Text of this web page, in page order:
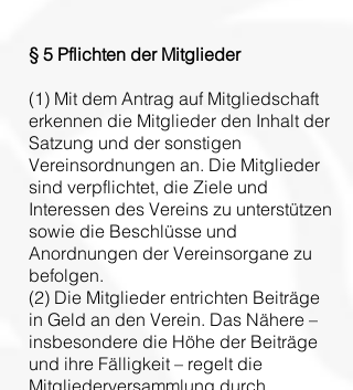
§ 5 Pflichten der Mitglieder
(1) Mit dem Antrag auf Mitgliedschaft
erkennen die Mitglieder den Inhalt der
Satzung und der sonstigen
Vereinsordnungen an. Die Mitglieder
sind verpflichtet, die Ziele und
Interessen des Vereins zu unterstützen
sowie die Beschlüsse und
Anordnungen der Vereinsorgane zu
befolgen.
(2) Die Mitglieder entrichten Beiträge
in Geld an den Verein. Das Nähere –
insbesondere die Höhe der Beiträge
und ihre Fälligkeit – regelt die
Mitgliederversammlung durch